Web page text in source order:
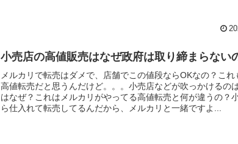
小売店の高値販売はなぜ政府は取り締まらない
メルカリで転売はダメで、店舗でこの値段ならOKなの？これ
高値転売だと思うんだけど。。。小売店などが吹っかけるの
はなぜ？これはメルカリがやってる高値転売と何が違うの？
ら仕入れて転売してるんだから、メルカリと一緒ですよ...